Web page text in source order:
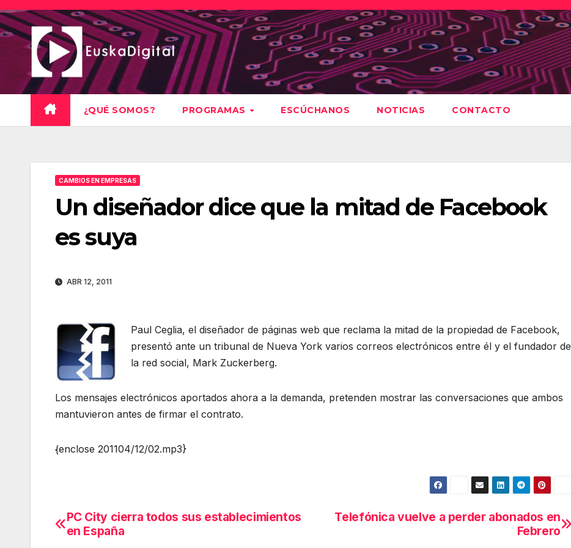
Saltar
al
contenido
¿QUÉ SOMOS? PROGRAMAS ESCÚCHANOS NOTICIAS CONTACTO
CAMBIOS EN EMPRESAS
Un diseñador dice que la mitad de Facebook
es suya
ABR 12, 2011
Paul Ceglia, el diseñador de páginas web que reclama la mitad de la propiedad de Facebook,
presentó ante un tribunal de Nueva York varios correos electrónicos entre él y el fundador de
la red social, Mark Zuckerberg.
Los mensajes electrónicos aportados ahora a la demanda, pretenden mostrar las conversaciones que ambos
mantuvieron antes de firmar el contrato.
{enclose 201104/12/02.mp3}
Navegación
Telefónica vuelve a perder abonados en
Febrero
PC City cierra todos sus establecimientos
en España